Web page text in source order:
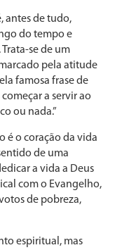
antes de tudo,
do tempo e
se de um
pela atitude
famosa frase de
começar a servir ao
ou nada.”
é o coração da vida
de uma
a vida a Deus
com o Evangelho,
de pobreza,
espiritual, mas